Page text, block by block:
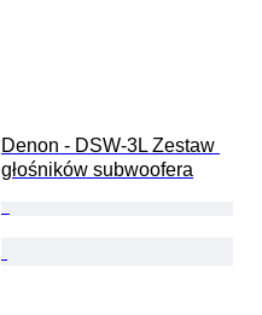
Denon - DSW-3L Zestaw
głośników subwoofera